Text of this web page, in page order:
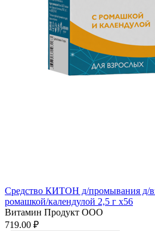
Средство КИТОН д/промывания д/
ромашкой/календулой 2,5 г x56
Витамин Продукт ООО
719.00 ₽